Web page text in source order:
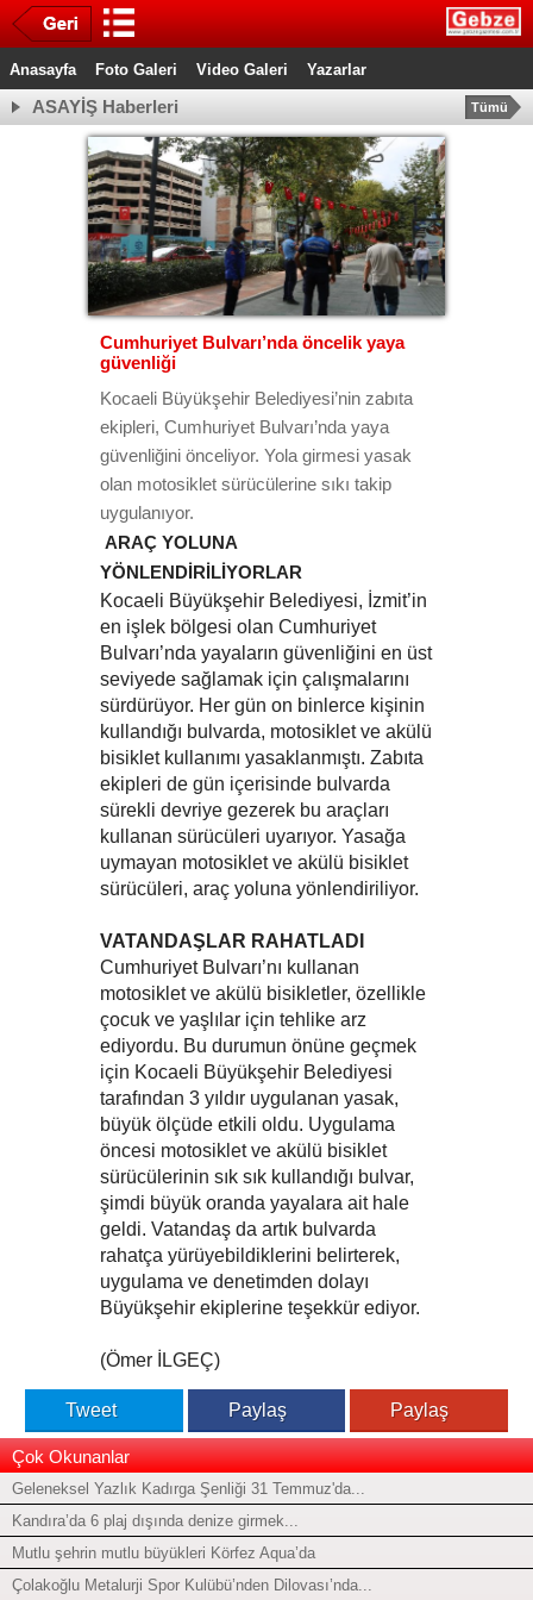
Anasayfa Foto Galeri Video Galeri Yazarlar
ASAYİŞ Haberleri Tümü
Cumhuriyet Bulvarı’nda öncelik yaya
güvenliği
Kocaeli Büyükşehir Belediyesi’nin zabıta
ekipleri, Cumhuriyet Bulvarı’nda yaya
güvenliğini önceliyor. Yola girmesi yasak
olan motosiklet sürücülerine sıkı takip
uygulanıyor.
ARAÇ YOLUNA
YÖNLENDİRİLİYORLAR
Kocaeli Büyükşehir Belediyesi, İzmit’in
en işlek bölgesi olan Cumhuriyet
Bulvarı’nda yayaların güvenliğini en üst
seviyede sağlamak için çalışmalarını
sürdürüyor. Her gün on binlerce kişinin
kullandığı bulvarda, motosiklet ve akülü
bisiklet kullanımı yasaklanmıştı. Zabıta
ekipleri de gün içerisinde bulvarda
sürekli devriye gezerek bu araçları
kullanan sürücüleri uyarıyor. Yasağa
uymayan motosiklet ve akülü bisiklet
sürücüleri, araç yoluna yönlendiriliyor.
VATANDAŞLAR RAHATLADI
Cumhuriyet Bulvarı’nı kullanan
motosiklet ve akülü bisikletler, özellikle
çocuk ve yaşlılar için tehlike arz
ediyordu. Bu durumun önüne geçmek
için Kocaeli Büyükşehir Belediyesi
tarafından 3 yıldır uygulanan yasak,
büyük ölçüde etkili oldu. Uygulama
öncesi motosiklet ve akülü bisiklet
sürücülerinin sık sık kullandığı bulvar,
şimdi büyük oranda yayalara ait hale
geldi. Vatandaş da artık bulvarda
rahatça yürüyebildiklerini belirterek,
uygulama ve denetimden dolayı
Büyükşehir ekiplerine teşekkür ediyor.
(Ömer İLGEÇ)
Tweet Paylaş Paylaş
Çok Okunanlar
Geleneksel Yazlık Kadırga Şenliği 31 Temmuz'da...
Kandıra’da 6 plaj dışında denize girmek...
Mutlu şehrin mutlu büyükleri Körfez Aqua’da
Çolakoğlu Metalurji Spor Kulübü’nden Dilovası’nda...